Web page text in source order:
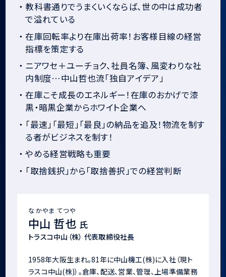
・ 教科書通りでうまくいくならば、世の中は成功者
で溢れている
・ 在庫回転率より在庫出荷率！お客様目線の経営
指標を策定する
・ ニアワセ＋ユーチョク、社員名簿、風変わりな社
内制度…中山哲也流「独自アイデア」
・ 在庫こそ成長のエネルギー！在庫のおかげで漆
黒・暗黒企業からホワイト企業へ
・ 「最速」「最短」「最良」の納品を追及！物流を制す
る者がビジネスを制す！
・ やめる経営戦略も重要
・ 「取捨銭択」から「取捨善択」での経営判断
中山 哲也
なかやま てつや
氏
トラスコ中山（株） 代表取締役社長
1958年大阪生まれ。81年に中山機工(株)に入社（現ト
ラスコ中山(株)）。倉庫、配送、営業、管理、上場準備業務